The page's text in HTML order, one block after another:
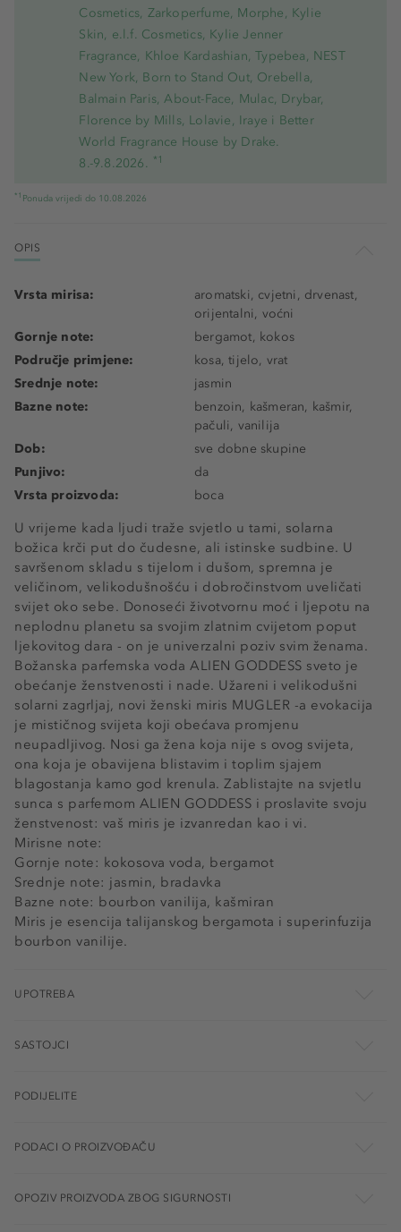
Cosmetics, Zarkoperfume, Morphe, Kylie
Skin, e.l.f. Cosmetics, Kylie Jenner
Fragrance, Khloe Kardashian, Typebea, NEST
New York, Born to Stand Out, Orebella,
Balmain Paris, About-Face, Mulac, Drybar,
Florence by Mills, Lolavie, Iraye i Better
World Fragrance House by Drake.
8.-9.8.2026. *1
*1 Ponuda vrijedi do 10.08.2026
OPIS
U vrijeme kada ljudi traže svjetlo u tami, solarna
božica krči put do čudesne, ali istinske sudbine. U
savršenom skladu s tijelom i dušom, spremna je
veličinom, velikodušnošću i dobročinstvom uveličati
svijet oko sebe. Donoseći životvornu moć i ljepotu na
neplodnu planetu sa svojim zlatnim cvijetom poput
ljekovitog dara - on je univerzalni poziv svim ženama.
Božanska parfemska voda ALIEN GODDESS sveto je
obećanje ženstvenosti i nade. Užareni i velikodušni
solarni zagrljaj, novi ženski miris MUGLER -a evokacija
je mističnog svijeta koji obećava promjenu
neupadljivog. Nosi ga žena koja nije s ovog svijeta,
ona koja je obavijena blistavim i toplim sjajem
blagostanja kamo god krenula. Zablistajte na svjetlu
sunca s parfemom ALIEN GODDESS i proslavite svoju
ženstvenost: vaš miris je izvanredan kao i vi.
Mirisne note:
Gornje note: kokosova voda, bergamot
Srednje note: jasmin, bradavka
Bazne note: bourbon vanilija, kašmiran
Miris je esencija talijanskog bergamota i superinfuzija
bourbon vanilije.
Vrsta mirisa:
aromatski, cvjetni, drvenast,
orijentalni, voćni
Gornje note:
bergamot, kokos
Područje primjene:
kosa, tijelo, vrat
Srednje note:
jasmin
Bazne note:
benzoin, kašmeran, kašmir,
pačuli, vanilija
Dob:
sve dobne skupine
Punjivo:
da
Vrsta proizvoda:
boca
UPOTREBA
SASTOJCI
PODIJELITE
PODACI O PROIZVOĐAČU
OPOZIV PROIZVODA ZBOG SIGURNOSTI